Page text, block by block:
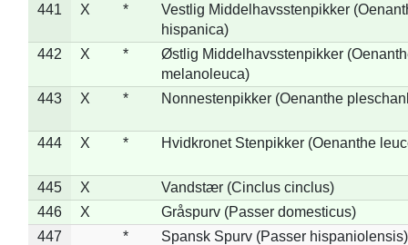
441
X *
Vestlig Middelhavsstenpikker
hispanica)
442
X *
Østlig Middelhavsstenpikker
melanoleuca)
443
X * Nonnestenpikker (Oenanthe
444 X * Hvidkronet Stenpikker (Oenanthe
445 X
Vandstær (Cinclus cinclus)
446
X
Gråspurv (Passer domesticus)
447
*
Spansk Spurv (Passer hispaniolensis)